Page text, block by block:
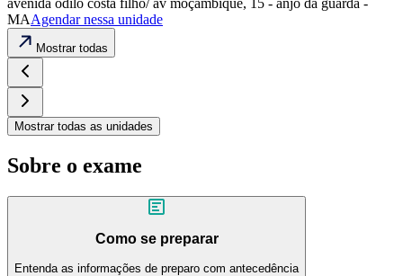
MAAgendar nessa unidade
Mostrar todas
Mostrar todas as unidades
Sobre o exame
Como se preparar
Entenda as informações de preparo com antecedência